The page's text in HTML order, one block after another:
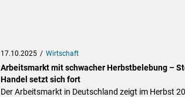
17.10.2025 Wirtschaft
Arbeitsmarkt mit schwacher Herbstbelebung –
Handel setzt sich fort
Der Arbeitsmarkt in Deutschland zeigt im Herbst